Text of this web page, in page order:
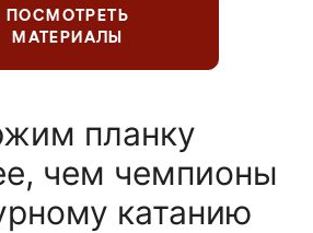
ПОСМОТРЕТЬ
МАТЕРИАЛЫ
планку
чем чемпионы
катанию